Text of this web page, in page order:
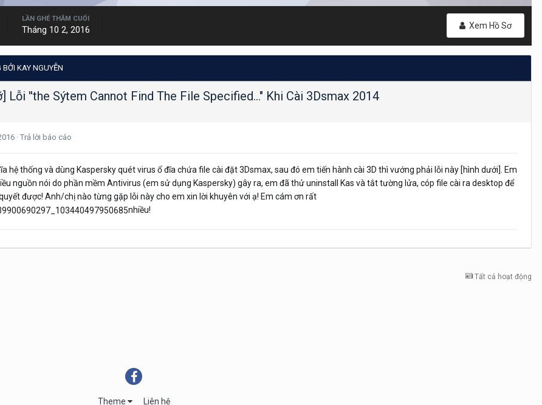
Xem Hồ Sơ
LẦN GHÉ THĂM CUỐI
Tháng 10 2, 2016
KAY NGUYỄN
Lỗi ''the Sýtem Cannot Find The File Specified..." Khi Cài 3Dsmax 2014
· Trả lời báo cáo
hệ thống và dùng Kaspersky quét virus ổ đĩa chứa file cài đặt 3Dsmax, sau đó em tiến hành cài 3D thì vướng phải lỗi này [hình dưới]. Em
nguồn nói do phần mềm Antivirus (em sử dụng Kaspersky) gây ra, em đã thử uninstall Kas và tắt tường lửa, cóp file cài ra desktop để
được! Anh/chị nào từng gặp lỗi này cho em xin lời khuyên với ạ! Em cám ơn rất
nhiều!
Tất cả hoạt động
Theme Liên hệ